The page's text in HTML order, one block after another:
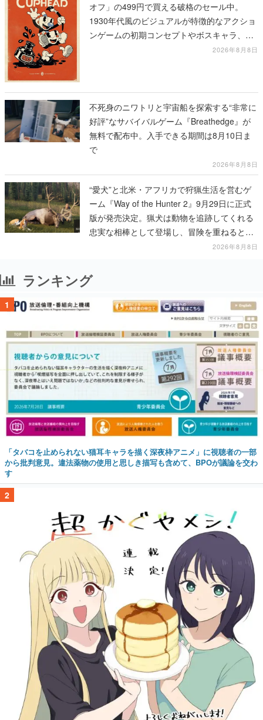
オフ」の499円で買える破格のセール中。
1930年代風のビジュアルが特徴的なアクショ
ンゲームの初期コンセプトやボスキャラ、ス
2026年8月8日
不死身のニワトリと宇宙船を探索する“非常に
好評”なサバイバルゲーム『Breathedge』が
無料で配布中。入手できる期間は8月10日ま
で
2026年8月8日
“愛犬”と北米・アフリカで狩猟生活を営むゲ
ーム『Way of the Hunter 2』9月29日に正式
版が発売決定。猟犬は動物を追跡してくれる
忠実な相棒として登場し、冒険を重ねると成
2026年8月8日
ランキング
1
「タバコを止められない猫耳キャラを描く深夜枠アニメ」に視聴者の一部
から批判意見。違法薬物の使用と思しき描写も含めて、BPOが議論を交わ
す
2